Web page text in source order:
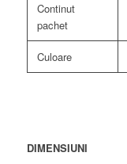
Continut
pachet
Culoare
DIMENSIUNI